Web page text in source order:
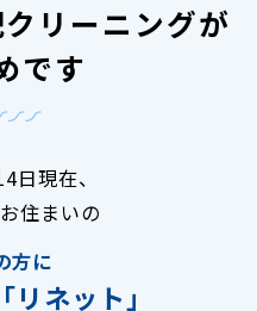
リーニングが
です
日現在、
住まいの
方に
「リネット」